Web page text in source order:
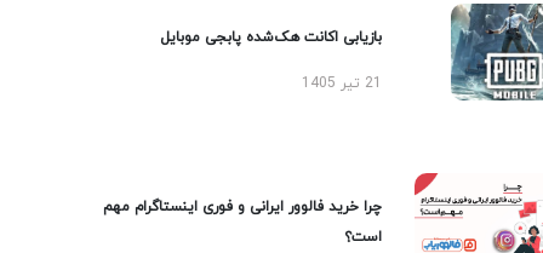
بازیابی اکانت هک‌شده پابجی موبایل
چرا خرید فالوور ایرانی و فوری اینستاگرام مهم
است؟